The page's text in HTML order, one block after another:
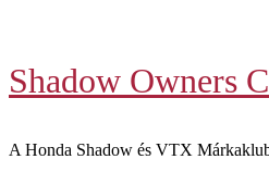
content
Shadow Owners
A Honda Shadow és VTX